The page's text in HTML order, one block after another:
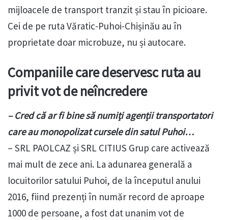
mijloacele de transport tranzit și stau în picioare.
Cei de pe ruta Văratic-Puhoi-Chișinău au în
proprietate doar microbuze, nu și autocare.
Companiile care deservesc ruta au
privit vot de neîncredere
– Cred că ar fi bine să numiți agenții transportatori
care au monopolizat cursele din satul Puhoi…
– SRL PAOLCAZ și SRL CITIUS Grup care activează
mai mult de zece ani. La adunarea generală a
locuitorilor satului Puhoi, de la începutul anului
2016, fiind prezenți în număr record de aproape
1000 de persoane, a fost dat unanim vot de